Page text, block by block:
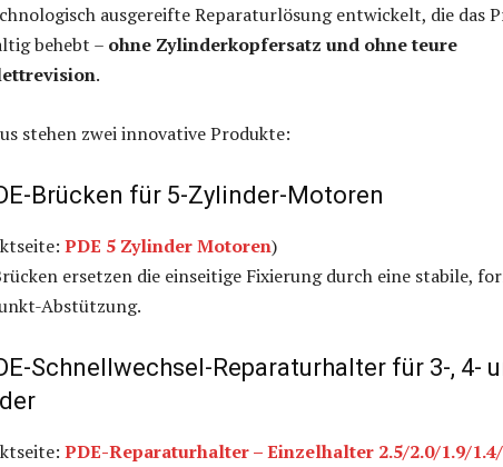
ausgereifte Reparaturlösung entwickelt, die das
behebt – ohne Zylinderkopfersatz und ohne teure
.
stehen zwei innovative Produkte:
Brücken für 5-Zylinder-Motoren
PDE 5 Zylinder Motoren)
ersetzen die einseitige Fixierung durch eine stabile,
Abstützung.
Schnellwechsel-Reparaturhalter für 3-, 4-
PDE-Reparaturhalter – Einzelhalter 2.5/2.0/1.9/